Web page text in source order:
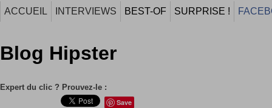
ACCUEIL INTERVIEWS BEST-OF SURPRISE !
Blog Hipster
Expert du clic ? Prouvez-le :
Save